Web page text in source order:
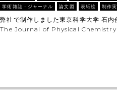
学術雑誌・ジャーナル
論文図 表紙絵 制作
弊社で制作しました東京科学大学 石
The Journal of Physical